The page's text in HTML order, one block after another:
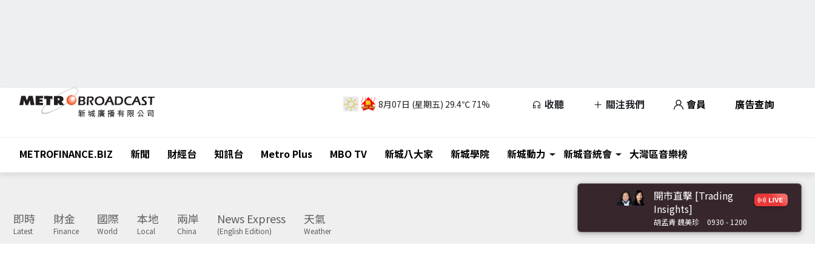
8月07日 (星期五) 29.4℃ 71% 收聽 關注我們 會員 廣告查詢
METROFINANCE.BIZ 新聞 財經台 知訊台 Metro Plus MBO TV 新城八大家 新城學院 新城動力 新城音統會 大灣區音樂榜
即時
Latest
財金
Finance
國際
World
本地
Local
兩岸
China
News Express
(English Edition)
天氣
Weather
開市直擊 [Trading
Insights]
胡孟青 魏美珍 0930 - 1200